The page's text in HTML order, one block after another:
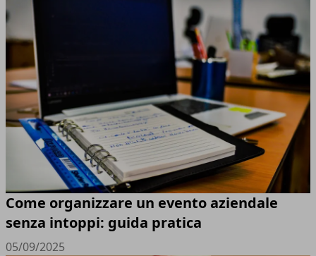
Come organizzare un evento aziendale
senza intoppi: guida pratica
05/09/2025